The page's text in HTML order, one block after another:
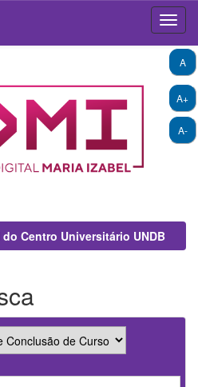
A+
A-
A
Centro Universitário UNDB